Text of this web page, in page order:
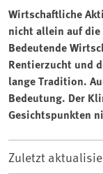
Wirtschaftliche
nicht allein auf die
Bedeutende
Rentierzucht und
lange Tradition.
Bedeutung. Der
Gesichtspunkten
Zuletzt